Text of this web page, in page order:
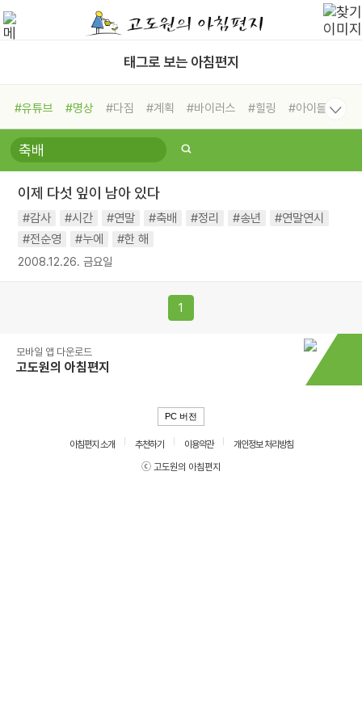
태그로 보는 아침편지
#유튜브 #명상 #다짐 #계획 #바이러스 #힐링
#아이들
#비전캠프
#독서캠프 #삶
#희망
#나눔 #친구 #링컨학교
#독서
#건강 #면역력
이제 다섯 잎이 남아 있다
#감사 #시간 #연말 #축배 #정리 #송년
#연말연시
#전순영
#누에 #한 해
2008.12.26. 금요일
1
모바일 앱 다운로드
고도원의 아침편지
PC 버전
아침편지 소개 추천하기 이용약관
개인정보 처리방침
ⓒ 고도원의 아침편지